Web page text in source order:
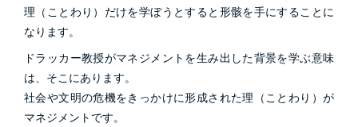
理（ことわり）だけを学ぼうとすると形骸を手にすることに
なります。
ドラッカー教授がマネジメントを生み出した背景を学ぶ意味
は、そこにあります。
社会や文明の危機をきっかけに形成された理（ことわり）が
マネジメントです。